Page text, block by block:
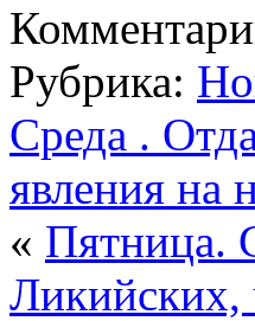
Рубрика:
Среда .
явления на
« Пятница.
Ликийских,